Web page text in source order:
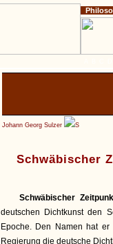
Johann Georg Sulzer S
Schwäbischer
Schwäbischer
deutschen Dichtkunst den
Epoche. Den Namen hat
Regierung die deutsche